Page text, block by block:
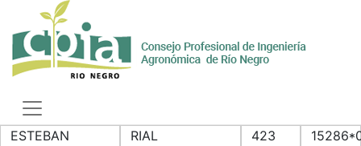
to
content
Toggle
navigation
ESTEBAN
RIAL 423